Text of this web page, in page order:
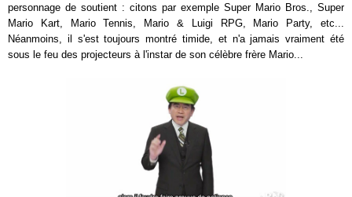
personnage de soutient : citons par exemple Super Mario Bros., Super
Mario Kart, Mario Tennis, Mario & Luigi RPG, Mario Party, etc...
Néanmoins, il s'est toujours montré timide, et n'a jamais vraiment été
sous le feu des projecteurs à l'instar de son célèbre frère Mario...